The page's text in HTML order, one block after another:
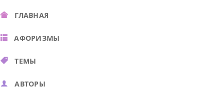
ГЛАВНАЯ
АФОРИЗМЫ
ТЕМЫ
АВТОРЫ